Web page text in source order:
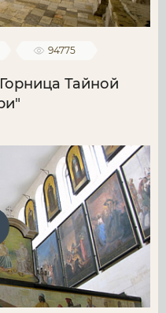
94775
Тайной